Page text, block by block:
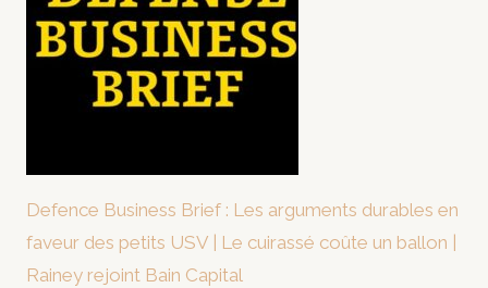
Defence Business Brief : Les arguments durables en
faveur des petits USV | Le cuirassé coûte un ballon |
Rainey rejoint Bain Capital